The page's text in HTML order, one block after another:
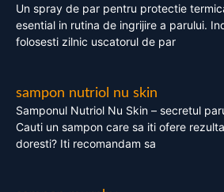
Un spray de par pentru protectie
esential in rutina de ingrijire a parului.
folosesti zilnic uscatorul de par
sampon nutriol nu skin
Samponul Nutriol Nu Skin – secretul
Cauti un sampon care sa iti ofere
doresti? Iti recomandam sa